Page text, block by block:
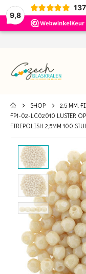
9,8
SHOP 2.5 MM.
FP1-02-LC02010 LUSTER
FIREPOLISH 2,5MM 100